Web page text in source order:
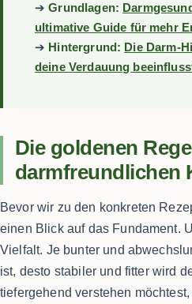
➔Grundlagen:
ultimative Guide für mehr
➔ Hintergrund: Die Darm-
deine Verdauung
Die goldenen
darmfreundlichen
Bevor wir zu den konkreten
einen Blick auf das Fundament.
Vielfalt. Je bunter und
ist, desto stabiler und fitter wird
tiefergehend verstehen